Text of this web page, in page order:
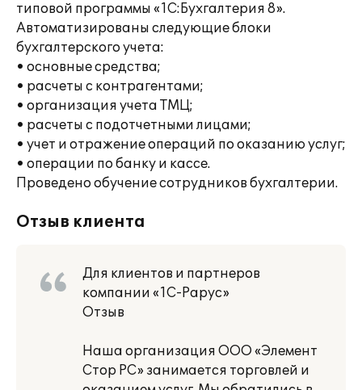
типовой программы «1С:Бухгалтерия 8».
Автоматизированы следующие блоки
бухгалтерского учета:
• основные средства;
• расчеты с контрагентами;
• организация учета ТМЦ;
• расчеты с подотчетными лицами;
• учет и отражение операций по оказанию услуг;
• операции по банку и кассе.
Проведено обучение сотрудников бухгалтерии.
Отзыв клиента
Для клиентов и партнеров
компании «1С-Рарус»
Отзыв
Наша организация ООО «Элемент
Стор РС» занимается торговлей и